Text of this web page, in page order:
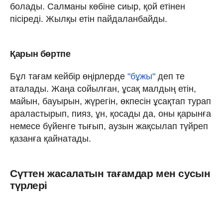
болады. Салманы көбіне сиыр, қой етінен
пісіреді. Жылқы етін пайдаланбайды.
Қарын бөртпе
Бұл тағам кейбір өңірлерде "бұжы" деп те
аталады. Жаңа сойылған, ұсақ малдың етін,
майын, бауырын, жүрегін, өкпесін ұсақтап турап
араластырып, пияз, ұн, қосады да, оны қарынға
немесе бүйенге тығып, аузын жақсылап түйреп
қазанға қайнатады.
Сүттен жасалатын тағамдар мен сусын
түрлері